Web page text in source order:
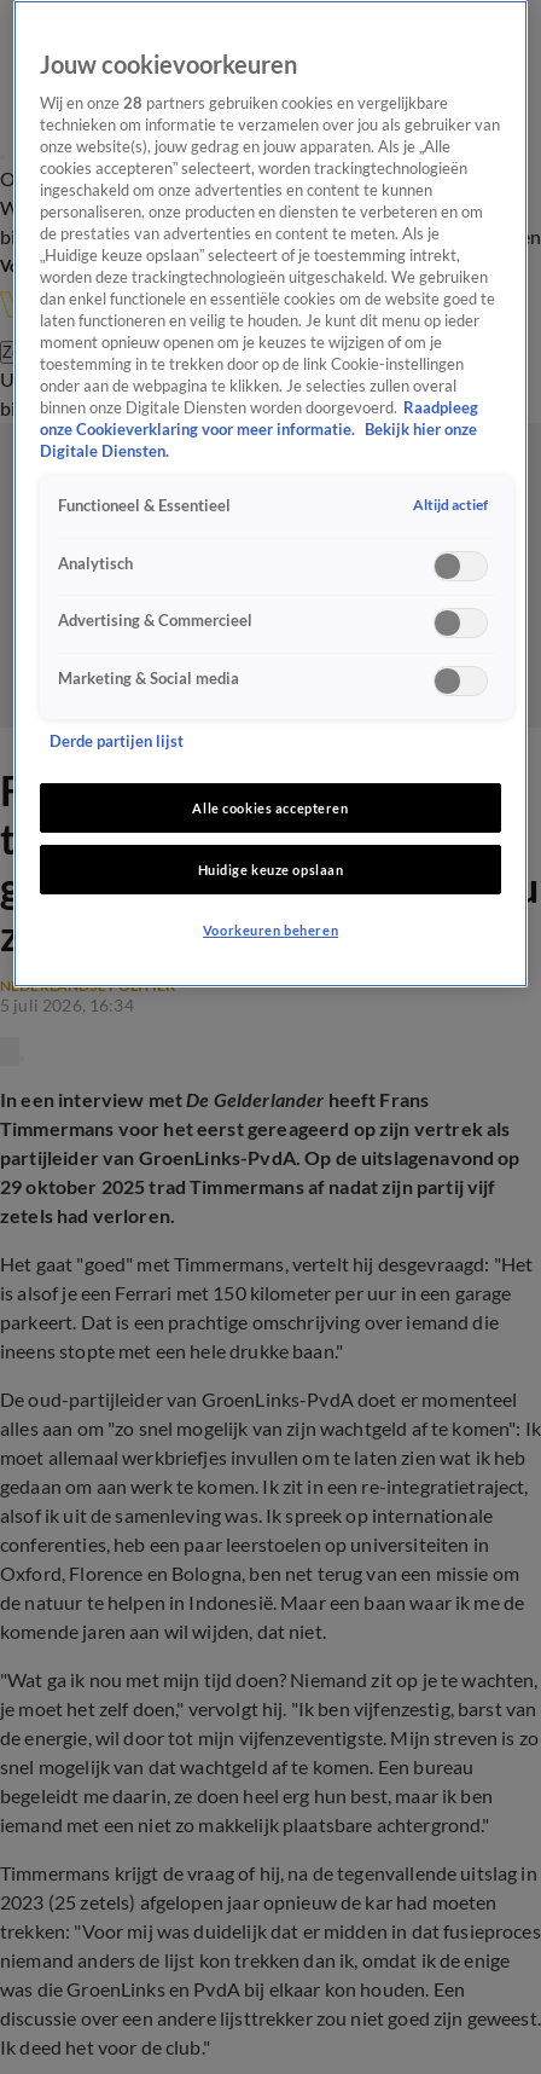
Overzicht Onze programma's Uitzendingen Onze gezichten
In de
WandelgangenInterviewsUitzending
bijwonenPodcastShopVeelgestelde vragenKijkersvraag insturen
Volg Vandaag Inside
Zoeken
UitzendingenVandaag InsideDe OranjezomerShopUitzending
bijwonen
Frans Timmermans: 'Ik durf
te zeggen dat ik een hele
goede minister-president zou
zijn geweest'
NEDERLANDSE POLITIEK
5 juli 2026, 16:34
In een interview metDe Gelderlander heeft Frans
Timmermans voor het eerst gereageerd op zijn vertrek als
partijleider van GroenLinks-PvdA. Op de uitslagenavond op
29 oktober 2025 trad Timmermans af nadat zijn partij vijf
zetels had verloren.
Het gaat "goed" met Timmermans, vertelt hij desgevraagd: "Het
is alsof je een Ferrari met 150 kilometer per uur in een garage
parkeert. Dat is een prachtige omschrijving over iemand die
ineens stopte met een hele drukke baan."
De oud-partijleider van GroenLinks-PvdA doet er momenteel
alles aan om "zo snel mogelijk van zijn wachtgeld af te komen": Ik
moet allemaal werkbriefjes invullen om te laten zien wat ik heb
gedaan om aan werk te komen. Ik zit in een re-integratietraject,
alsof ik uit de samenleving was. Ik spreek op internationale
conferenties, heb een paar leerstoelen op universiteiten in
Oxford, Florence en Bologna, ben net terug van een missie om
de natuur te helpen in Indonesië. Maar een baan waar ik me de
komende jaren aan wil wijden, dat niet.
"Wat ga ik nou met mijn tijd doen? Niemand zit op je te wachten,
je moet het zelf doen," vervolgt hij. "Ik ben vijfenzestig, barst van
de energie, wil door tot mijn vijfenzeventigste. Mijn streven is zo
snel mogelijk van dat wachtgeld af te komen. Een bureau
begeleidt me daarin, ze doen heel erg hun best, maar ik ben
iemand met een niet zo makkelijk plaatsbare achtergrond."
Timmermans krijgt de vraag of hij, na de tegenvallende uitslag in
2023 (25 zetels) afgelopen jaar opnieuw de kar had moeten
trekken: "Voor mij was duidelijk dat er midden in dat fusieproces
niemand anders de lijst kon trekken dan ik, omdat ik de enige
was die GroenLinks en PvdA bij elkaar kon houden. Een
discussie over een andere lijsttrekker zou niet goed zijn geweest.
Ik deed het voor de club."
Jouw cookievoorkeuren
Wij en onze28 partners gebruiken cookies en vergelijkbare
technieken om informatie te verzamelen over jou als gebruiker van
onze website(s), jouw gedrag en jouw apparaten. Als je „Alle
cookies accepteren” selecteert, worden trackingtechnologieën
ingeschakeld om onze advertenties en content te kunnen
personaliseren, onze producten en diensten te verbeteren en om
de prestaties van advertenties en content te meten. Als je
„Huidige keuze opslaan” selecteert of je toestemming intrekt,
worden deze trackingtechnologieën uitgeschakeld. We gebruiken
dan enkel functionele en essentiële cookies om de website goed te
laten functioneren en veilig te houden. Je kunt dit menu op ieder
moment opnieuw openen om je keuzes te wijzigen of om je
toestemming in te trekken door op de link Cookie-instellingen
onder aan de webpagina te klikken. Je selecties zullen overal
binnen onze Digitale Diensten worden doorgevoerd. Raadpleeg
onze Cookieverklaring voor meer informatie.
Bekijk hier onze
Digitale Diensten.
Functioneel & Essentieel Altijd actief
Analytisch
Advertising & Commercieel
Marketing & Social media
Derde partijen lijst
Alle cookies accepteren
Huidige keuze opslaan
Voorkeuren beheren